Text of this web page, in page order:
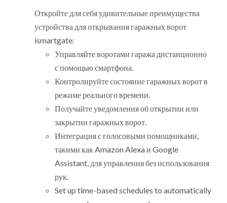
Откройте для себя удивительные преимущества
устройства для открывания гаражных ворот
ismartgate:
Управляйте воротами гаража дистанционно
с помощью смартфона.
Контролируйте состояние гаражных ворот в
режиме реального времени.
Получайте уведомления об открытии или
закрытии гаражных ворот.
Интеграция с голосовыми помощниками,
такими как Amazon Alexa и Google
Assistant, для управления без использования
рук.
Set up time-based schedules to automatically